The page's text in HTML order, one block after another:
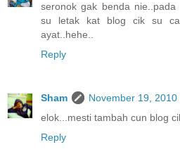
seronok gak benda
su letak kat blog cik su
ayat..hehe..
Reply
Sham
November 19, 2010
elok...mesti tambah cun blog
Reply